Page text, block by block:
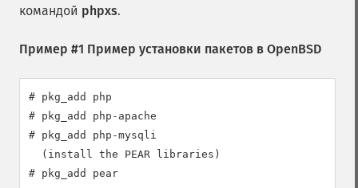
командой phpxs.
Пример #1 Пример установки пакетов в OpenBSD
# pkg_add php
# pkg_add php-apache
# pkg_add php-mysqli
  (install the PEAR libraries)
# pkg_add pear